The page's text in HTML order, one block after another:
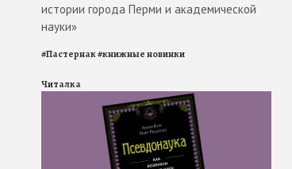
истории города Перми и академической
науки»
#Пастернак#книжные новинки
Читалка